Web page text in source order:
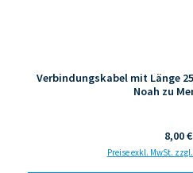
Verbindungskabel mit Länge
Noah zu
8,00 €
Preise exkl. MwSt.